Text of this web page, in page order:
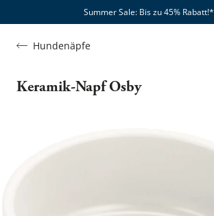
Summer Sale: Bis zu 45% Rabatt!*​
Hundenäpfe
Keramik-Napf Osby